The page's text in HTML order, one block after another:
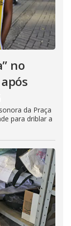
no
da Praça
para driblar a